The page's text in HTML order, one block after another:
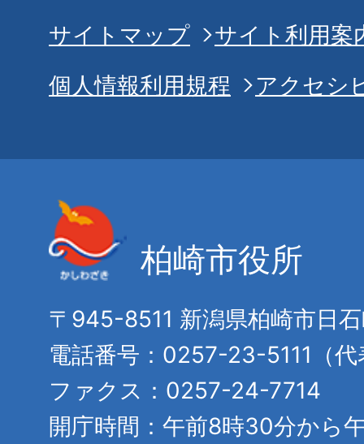
サイトマップ
サイト利用案
個人情報利用規程
アクセシ
柏崎市役所
〒945-8511 新潟県柏崎市日
電話番号：0257-23-5111（代
ファクス：0257-24-7714
開庁時間：午前8時30分から